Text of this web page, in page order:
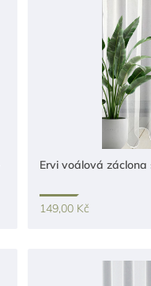
Ervi voálová
149,00 Kč